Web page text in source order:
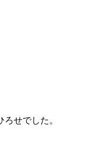
せでした。